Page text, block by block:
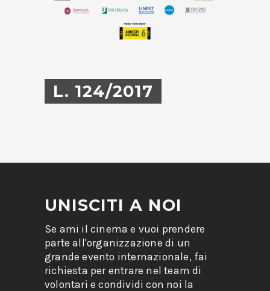
L. 124/2017
UNISCITI A NOI
Se ami il cinema e vuoi prendere
parte all'organizzazione di un
grande evento internazionale, fai
richiesta per entrare nel team di
volontari e condividi con noi la